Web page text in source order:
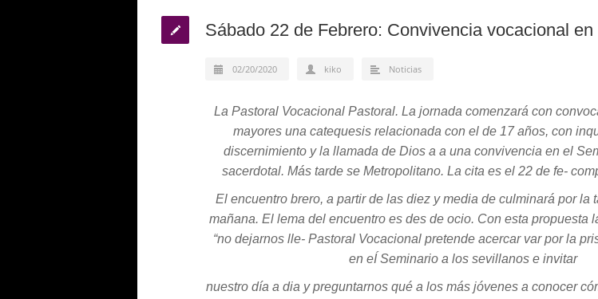
Sábado 22 de Febrero: Convivencia vocacional
02/20/2020 kiko Noticias
La Pastoral Vocacional Pastoral. La jornada comenzará con
mayores una catequesis relacionada con el de 17 años, con
discernimiento y la llamada de Dios a a una convivencia en el
sacerdotal. Más tarde se Metropolitano. La cita es el 22 de fe-
El encuentro brero, a partir de las diez y media de culminará por la
mañana. El lema del encuentro es des de ocio. Con esta propuesta
“no dejarnos lle- Pastoral Vocacional pretende acercar var por la
en eÍ Seminario a los sevillanos e invitar
nuestro día a dia y preguntarnos qué a los más jóvenes a conocer